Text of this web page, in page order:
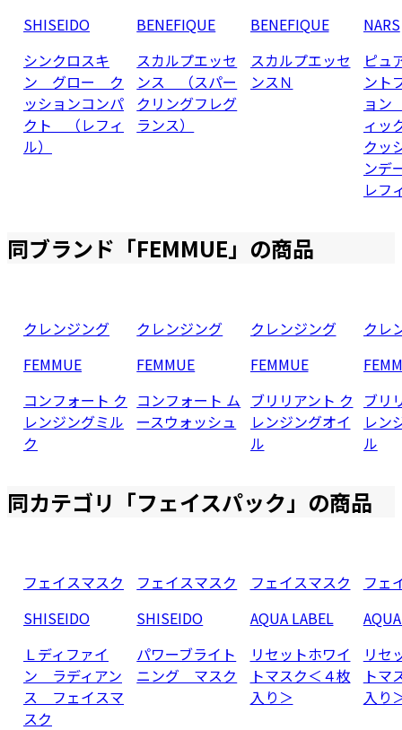
SHISEIDO
シンクロスキ
ン グロー ク
ッションコンパ
クト （レフィ
ル）
BENEFIQUE
スカルプエッセ
ンス （スパー
クリングフレグ
ランス）
BENEFIQUE
スカルプエッセ
ンスＮ
NARS
ピュ
ント
ョン
ィッ
クッ
ン
レフ
同ブランド「FEMMUE 」の商品
クレンジング
FEMMUE
コンフォート ク
レンジングミル
ク
クレンジング
FEMMUE
コンフォート ム
ースウォッシュ
クレンジング
FEMMUE
ブリリアント ク
レンジングオイ
ル
クレ
ブリ
レン
ル
同カテゴリ「フェイスパック 」の商品
フェイスマスク
SHISEIDO
Ｌディファイ
ン ラディアン
ス フェイスマ
スク
フェイスマスク
SHISEIDO
パワーブライト
ニング マスク
フェイスマスク
AQUA LABEL
リセットホワイ
トマスク＜４枚
入り＞
フェ
リセ
トマ
入り